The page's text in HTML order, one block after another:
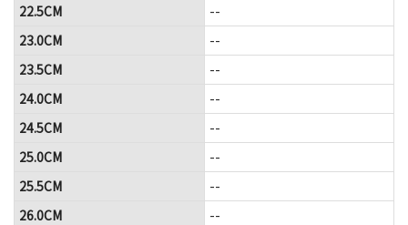
22.5CM
--
23.0CM
--
23.5CM
--
24.0CM
--
24.5CM
--
25.0CM
--
25.5CM
--
26.0CM
--